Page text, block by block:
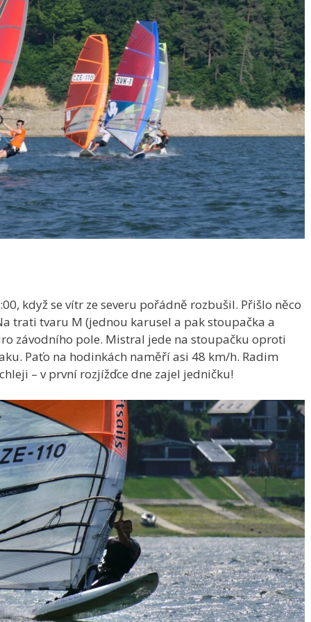
když se vítr ze severu pořádně rozbušil. Přišlo něco
trati tvaru M (jednou karusel a pak stoupačka a
závodního pole. Mistral jede na stoupačku oproti
Paťo na hodinkách naměří asi 48 km/h. Radim
– v první rozjížďce dne zajel jedničku!